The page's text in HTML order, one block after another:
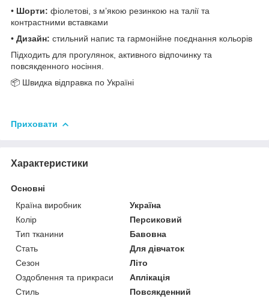
• Шорти: фіолетові, з м’якою резинкою на талії та
контрастними вставками
• Дизайн: стильний напис та гармонійне поєднання кольорів
Підходить для прогулянок, активного відпочинку та
повсякденного носіння.
📦 Швидка відправка по Україні
Приховати
Характеристики
Основні
Країна виробник
Україна
Колір
Персиковий
Тип тканини
Бавовна
Стать
Для дівчаток
Сезон
Літо
Оздоблення та прикраси
Аплікація
Стиль
Повсякденний